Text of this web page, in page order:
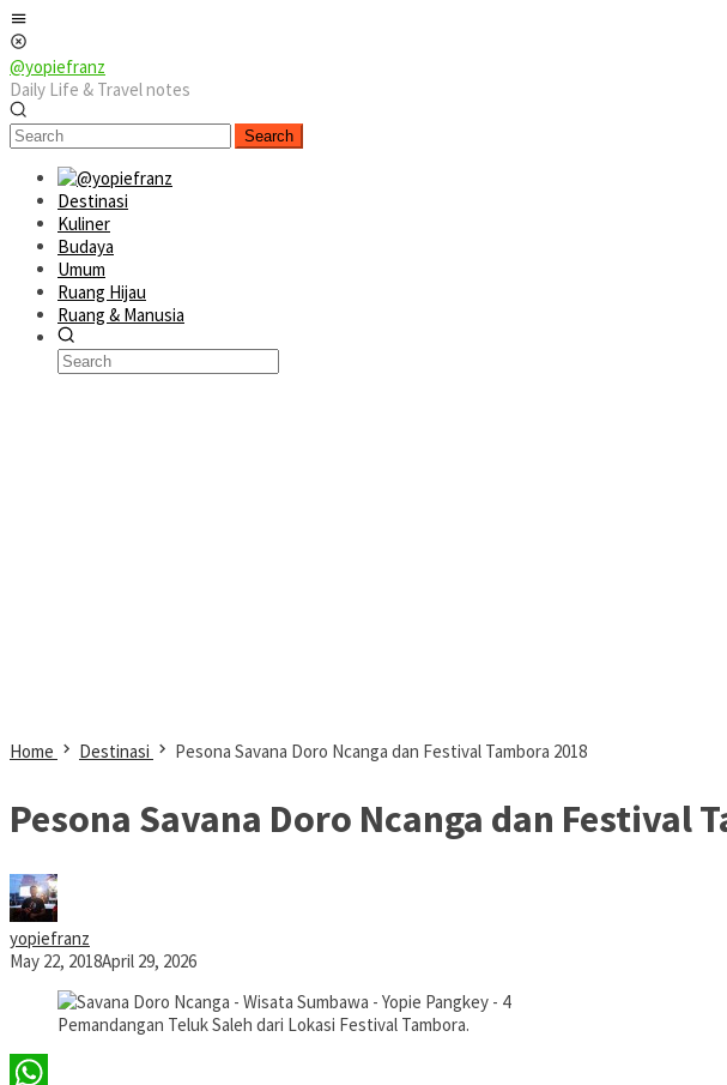
Skip
to
content
@yopiefranz
Daily Life & Travel notes
Search
Destinasi
Kuliner
Budaya
Umum
Ruang Hijau
Ruang & Manusia
Home Destinasi Pesona Savana Doro Ncanga dan Festival Tambora 2018
Pesona Savana Doro Ncanga dan Festival
yopiefranz
May 22, 2018April 29, 2026
Pemandangan Teluk Saleh dari Lokasi Festival Tambora.